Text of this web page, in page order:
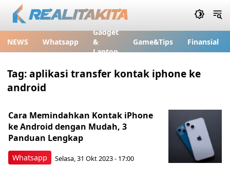
NEWS Whatsapp
Gadget
&
Laptop
Game&Tips Finansial
Tag:aplikasi transfer kontak iphone ke
android
Whatsapp
Cara Memindahkan Kontak iPhone
ke Android dengan Mudah, 3
Panduan Lengkap
Selasa, 31 Okt 2023 - 17:00